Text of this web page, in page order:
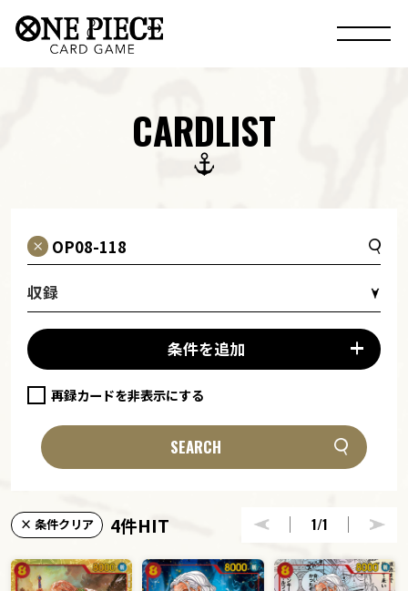
CARDLIST
収録
条件を追加
再録カードを非表示にする
SEARCH
× 条件クリア 4件HIT 1/1